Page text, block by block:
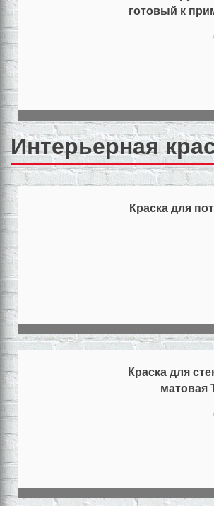
готовый к
Интерьерная
Краска для
Краска для
матовая